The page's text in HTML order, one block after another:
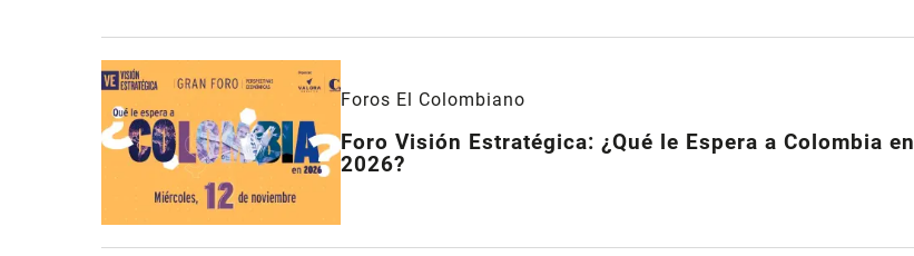
Foros El Colombiano
Foro Visión Estratégica: ¿Qué le Espera a Colombia en
2026?